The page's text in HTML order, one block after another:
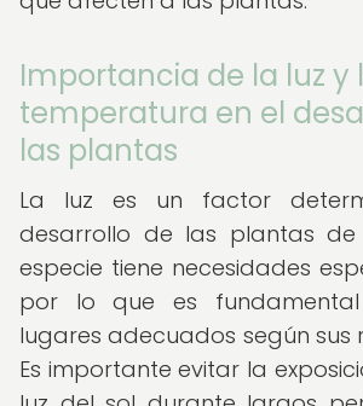
Importancia de la luz y
temperatura en el
las plantas
La luz es un factor
desarrollo de las plantas de
especie tiene necesidades
por lo que es
lugares adecuados según sus
Es importante evitar la